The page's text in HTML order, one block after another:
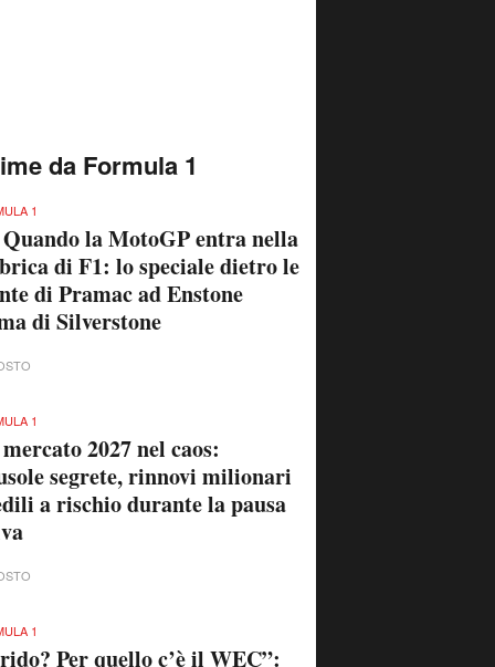
da Formula 1
1
la MotoGP entra nella
di F1: lo speciale dietro le
di Pramac ad Enstone
di Silverstone
1
2027 nel caos:
segrete, rinnovi milionari
a rischio durante la pausa
1
Per quello c’è il WEC”: